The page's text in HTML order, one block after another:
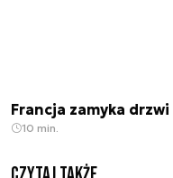
Francja zamyka
10 min.